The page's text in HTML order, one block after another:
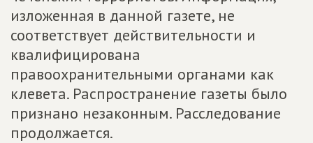
изложенная в данной газете, не
соответствует действительности и
квалифицирована
правоохранительными органами как
клевета. Распространение газеты было
признано незаконным. Расследование
продолжается.